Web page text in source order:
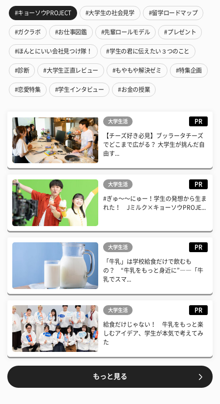
#キョーソウPROJECT #大学生の社会見学 #留学ロードマップ
#ガクラボ #お仕事図鑑 #先輩ロールモデル #プレゼント
#ほんとにいい会社見つけ隊！ #学生の君に伝えたい３つのこと
#診断 #大学生正直レビュー #もやもや解決ゼミ #特集企画
#恋愛特集 #学生インタビュー #お金の授業
大学生活 PR
【チーズ好き必見】ブッラータチーズ
でどこまで広がる？ 大学生が挑んだ自
由す...
大学生活 PR
#ぎゅ〜〜にゅー！学生の発想から生ま
れた！ Jミルク×キョーソウPROJE...
大学生活 PR
「牛乳」は学校給食だけで飲むも
の？ “牛乳をもっと身近に”――「牛
乳でスマ...
大学生活 PR
給食だけじゃない！ 牛乳をもっと楽
しむアイデア、学生が本気で考えてみ
た
もっと見る